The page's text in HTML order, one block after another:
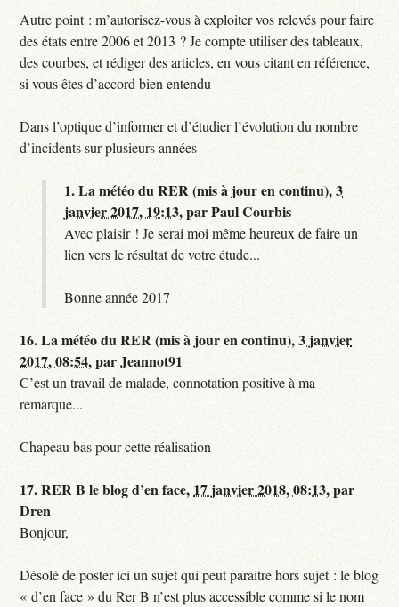
Autre point : m’autorisez-vous à exploiter vos relevés pour faire
des états entre 2006 et 2013 ? Je compte utiliser des tableaux,
des courbes, et rédiger des articles, en vous citant en référence,
si vous êtes d’accord bien entendu
Dans l’optique d’informer et d’étudier l’évolution du nombre
d’incidents sur plusieurs années
1.La météo du RER (mis à jour en continu),3
janvier 2017, 19:13,parPaul Courbis
Avec plaisir ! Je serai moi même heureux de faire un
lien vers le résultat de votre étude...
Bonne année 2017
16.La météo du RER (mis à jour en continu),3 janvier
2017, 08:54,parJeannot91
C’est un travail de malade, connotation positive à ma
remarque...
Chapeau bas pour cette réalisation
17.RER B le blog d’en face, 17 janvier 2018, 08:13,par
Dren
Bonjour,
Désolé de poster ici un sujet qui peut paraitre hors sujet : le blog
« d’en face » du Rer B n’est plus accessible comme si le nom